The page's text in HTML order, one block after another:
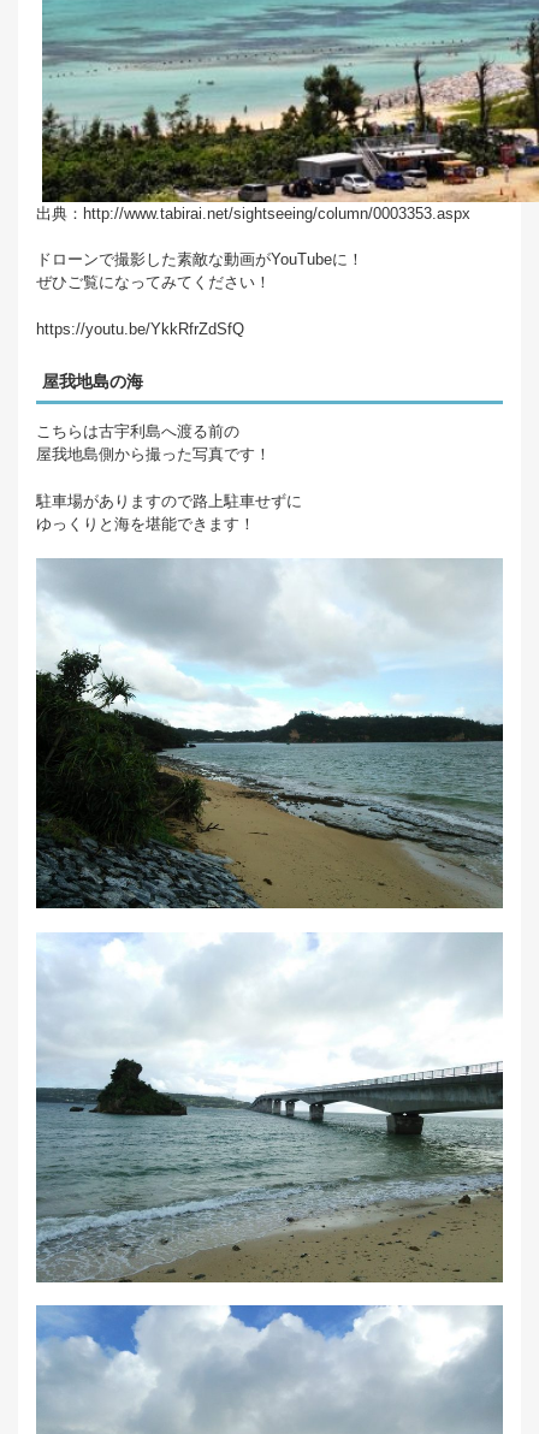
出典：http://www.tabirai.net/sightseeing/column/0003353.aspx
ドローンで撮影した素敵な動画がYouTubeに！
ぜひご覧になってみてください！
https://youtu.be/YkkRfrZdSfQ
屋我地島の海
こちらは古宇利島へ渡る前の
屋我地島側から撮った写真です！
駐車場がありますので路上駐車せずに
ゆっくりと海を堪能できます！